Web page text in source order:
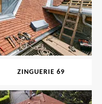
ZINGUERIE 69